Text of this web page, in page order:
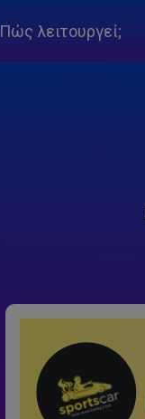
Πώς λειτουργεί;